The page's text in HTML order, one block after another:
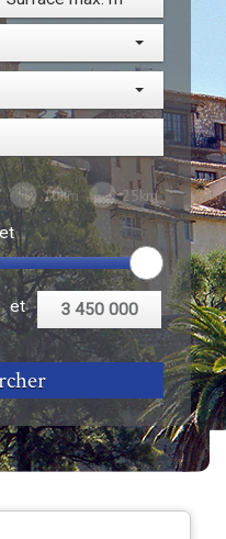
10km
25km
et